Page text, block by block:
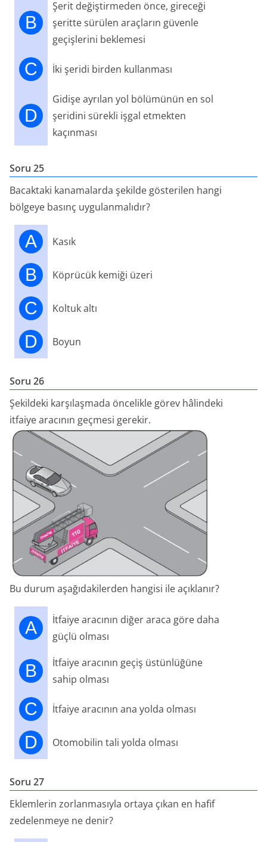
B
Şerit değiştirmeden önce, gireceği
şeritte sürülen araçların güvenle
geçişlerini beklemesi
C İki şeridi birden kullanması
D
Gidişe ayrılan yol bölümünün en sol
şeridini sürekli işgal etmekten
kaçınması
Soru 25
Bacaktaki kanamalarda şekilde gösterilen hangi
bölgeye basınç uygulanmalıdır?
A Kasık
B Köprücük kemiği üzeri
C Koltuk altı
D Boyun
Soru 26
Şekildeki karşılaşmada öncelikle görev hâlindeki
itfaiye aracının geçmesi gerekir.
Bu durum aşağıdakilerden hangisi ile açıklanır?
A
İtfaiye aracının diğer araca göre daha
güçlü olması
B
İtfaiye aracının geçiş üstünlüğüne
sahip olması
C İtfaiye aracının ana yolda olması
D Otomobilin tali yolda olması
Soru 27
Eklemlerin zorlanmasıyla ortaya çıkan en hafif
zedelenmeye ne denir?